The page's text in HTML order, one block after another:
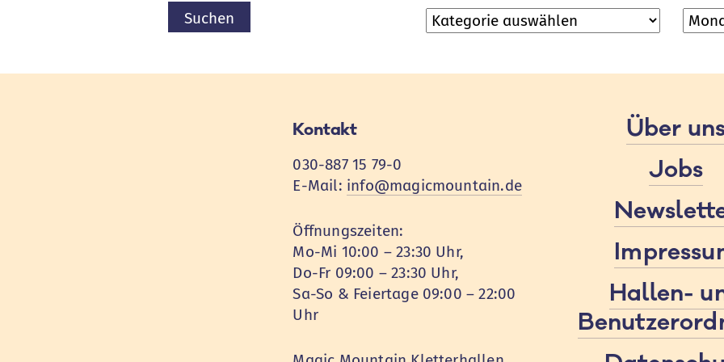
Kategorien
Kontakt
030-887 15 79-0
E-Mail: info@magicmountain.de
Öffnungszeiten:
Mo-Mi 10:00 – 23:30 Uhr,
Do-Fr 09:00 – 23:30 Uhr,
Sa-So & Feiertage 09:00 – 22:00
Uhr
Über
Jobs
Hallen-